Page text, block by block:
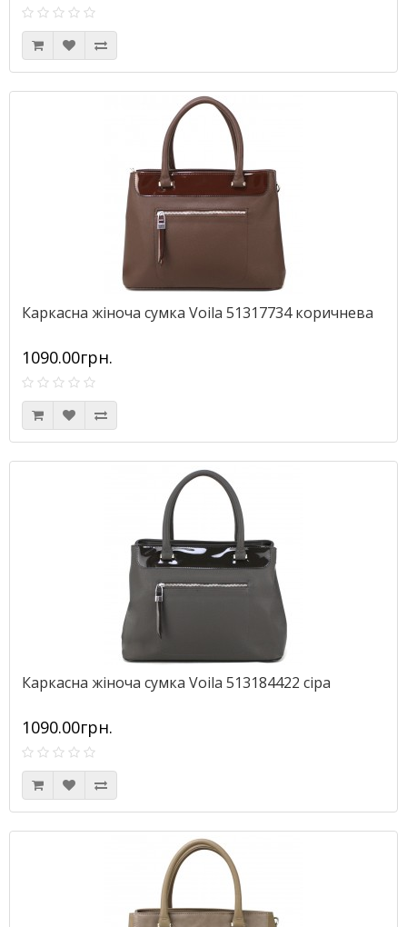
Каркасна жіноча сумка Voila 51317734 коричнева
1090.00грн.
Каркасна жіноча сумка Voila 513184422 сіра
1090.00грн.